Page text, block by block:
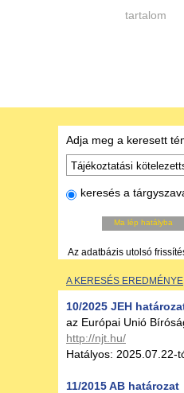
tartalom
Adja meg a keresett
keresés a
Ma lép hatályba
Az adatbázis utolsó
A KERESÉS EREDMÉNYE
10/2025 JEH
az Európai Unió
http://njt.hu/
Hatályos: 2025.07.22-
11/2015 AB határozat